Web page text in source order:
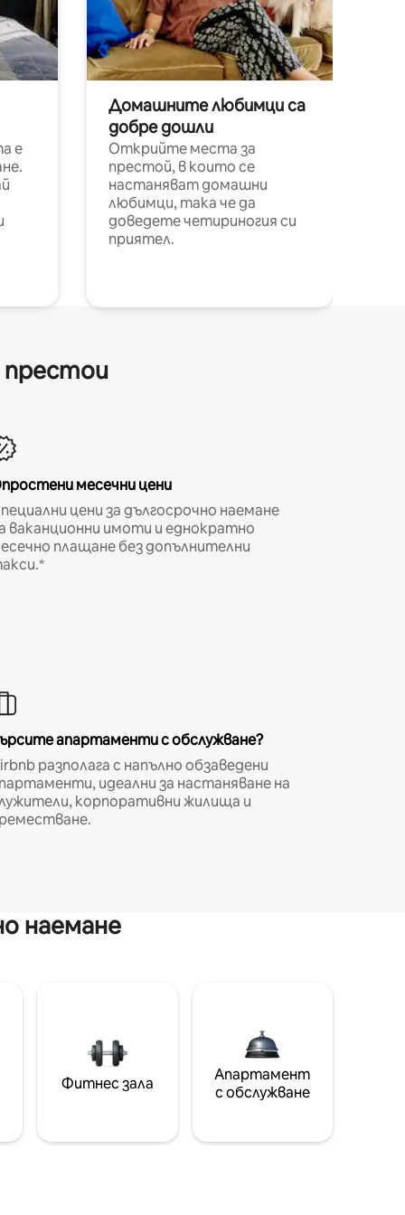
е
Домашните любимци са
добре дошли
Открийте места за
престой, в които се
настаняват домашни
любимци, така че да
доведете четириногия си
приятел.
престои
месечни цени
цени за дългосрочно наемане
ваканционни имоти и еднократно
плащане без допълнителни
апартаменти с обслужване?
разполага с напълно обзаведени
идеални за настаняване на
корпоративни жилища и
наемане
Фитнес зала
Апартамент
с обслужване